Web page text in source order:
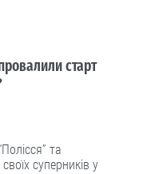
старт
та
суперників у